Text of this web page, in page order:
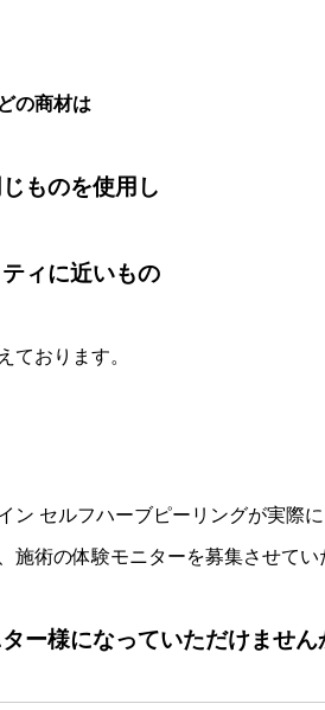
の商材は
ものを使用し
ィに近いもの
ております。
ン セルフハーブピーリングが実際
施術の体験モニターを募集させてい
ー様になっていただけません